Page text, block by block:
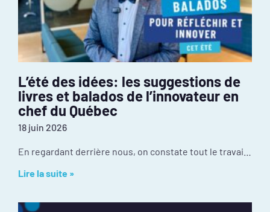
L’été des idées: les suggestions de
livres et balados de l’innovateur en
chef du Québec
18 juin 2026
Lire la suite »